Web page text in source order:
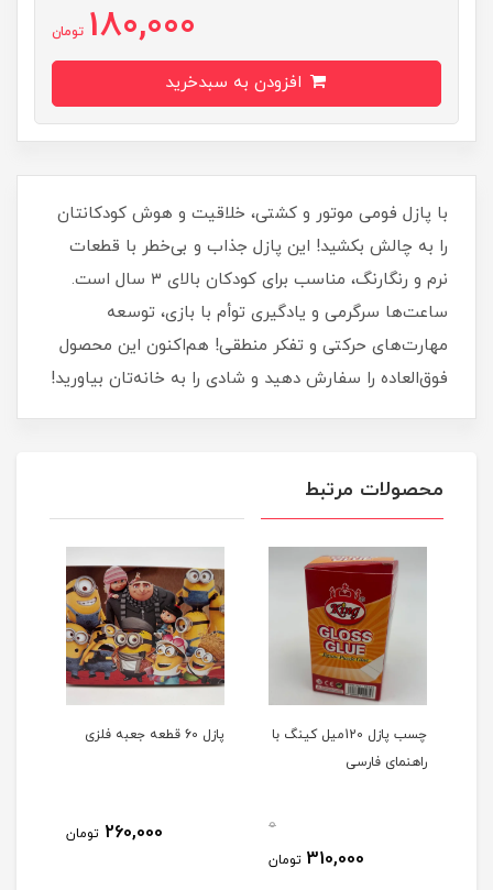
180,000 تومان
با پازل فومی موتور و کشتی، خلاقیت و هوش کودکانتان
را به چالش بکشید! این پازل جذاب و بی‌خطر با قطعات
نرم و رنگارنگ، مناسب برای کودکان بالای ۳ سال است.
ساعت‌ها سرگرمی و یادگیری توأم با بازی، توسعه
مهارت‌های حرکتی و تفکر منطقی! هم‌اکنون این محصول
فوق‌العاده را سفارش دهید و شادی را به خانه‌تان بیاورید!
محصولات مرتبط
چسب پازل 120میل کینگ با
راهنمای فارسی
0
310,000 تومان
پازل 60 قطعه جعبه فلزی
260,000 تومان